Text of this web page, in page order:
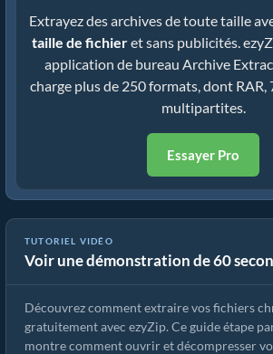
Extrayez des archives de toute taille
taille de fichieret sans publicités.
application de bureau Archive
charge plus de 250 formats, dont RAR,
multipartites.
Essayer Pro
TUTORIEL VIDÉO
Voir une démonstration de 60
Comment extraire des fichiers chm en
sans installation)
Découvrez comment extraire vos fichiers
gratuitement avec ezyZip. Ce guide étape
montre comment ouvrir et décompresser